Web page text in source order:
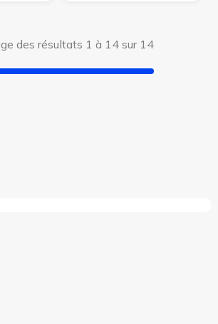
(4 avis)
des résultats 1 à 14 sur 14